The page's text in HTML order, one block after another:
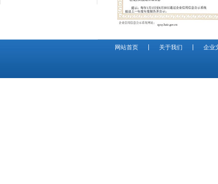
网站首页 关于我们 企业